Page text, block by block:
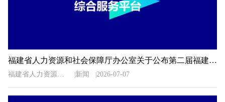
福建省人力资源和社会保障厅办公室关于公布第二届福建省“青春之歌”创业创新大赛获奖名单的通知
福建省人力资源和社会保障厅办公室 新闻 2026-07-07